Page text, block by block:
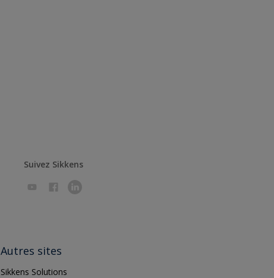
Suivez Sikkens
Autres sites
Sikkens Solutions